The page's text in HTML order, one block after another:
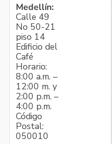
Medellín:
Calle 49
No 50-21
piso 14
Edificio del
Café
Horario:
8:00 a.m. –
12:00 m. y
2:00 p.m. –
4:00 p.m.
Código
Postal:
050010